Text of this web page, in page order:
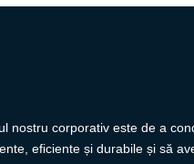
nostru corporativ este de a
eficiente și durabile și să